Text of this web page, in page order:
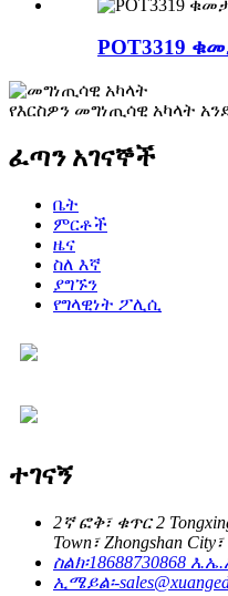
POT3319
የእርስዎን መግነጢሳዊ አካላት
ፈጣን አገናኞች
ቤት
ምርቶች
ዜና
ስለ እኛ
ያግኙን
የግላዊነት ፖሊሲ
ተገናኝ
2ኛ ፎቅ፣ ቁጥር 2
Town፣ Zhongshan
ስልክ፡18688730868
ኢሜይል፡-